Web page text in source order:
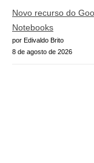
Novo recurso do
Notebooks
por Edivaldo Brito
8 de agosto de 2026